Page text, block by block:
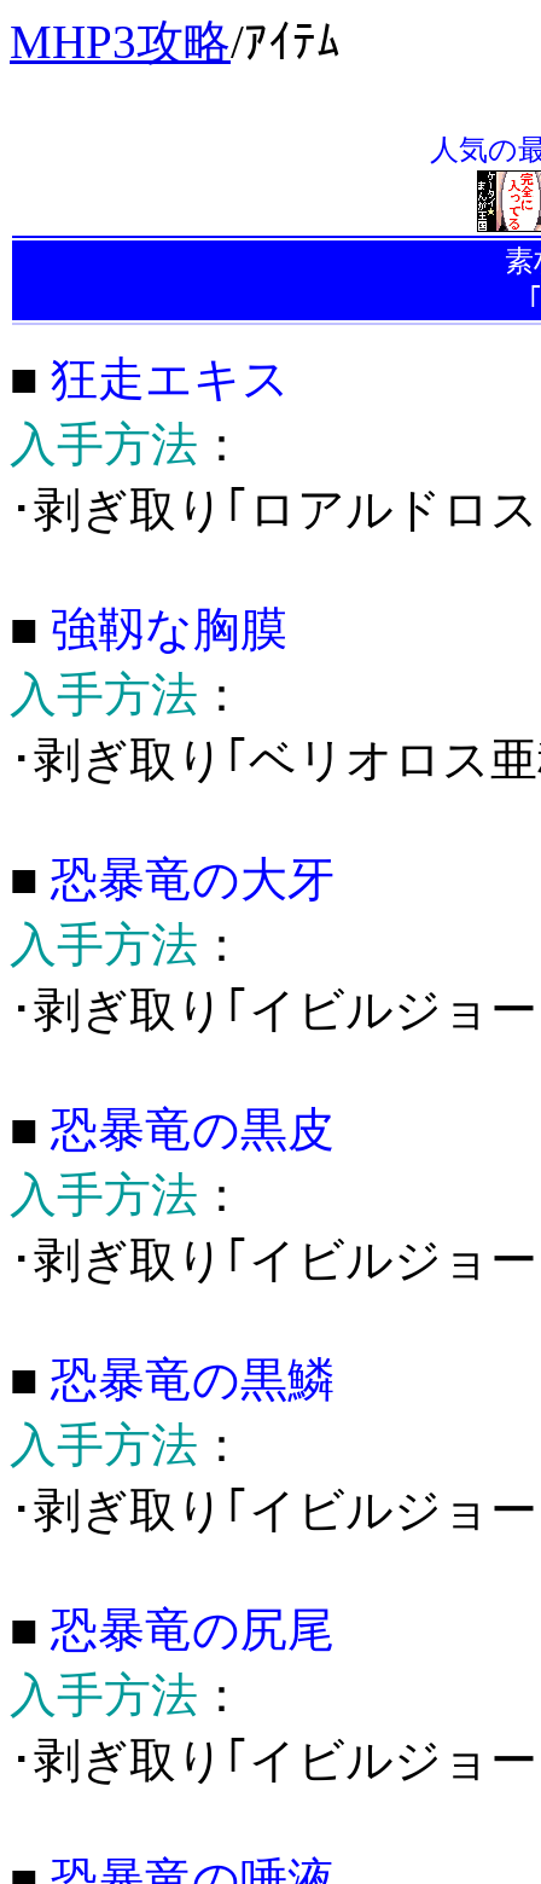
MHP3攻略/ｱｲﾃﾑ
人気の
素
■ 狂走エキス
入手方法 ：
･剥ぎ取り｢ロアルドロ
■ 強靱な胸膜
入手方法 ：
･剥ぎ取り｢ベリオロス
■ 恐暴竜の大牙
入手方法 ：
･剥ぎ取り｢イビルジョ
■ 恐暴竜の黒皮
入手方法 ：
･剥ぎ取り｢イビルジョ
■ 恐暴竜の黒鱗
入手方法 ：
･剥ぎ取り｢イビルジョ
■ 恐暴竜の尻尾
入手方法 ：
･剥ぎ取り｢イビルジョ